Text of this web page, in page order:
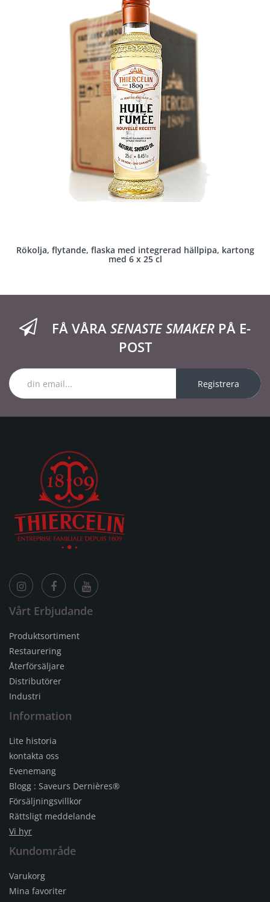
Rökolja, flytande, flaska med integrerad hällpipa, kartong
med 6 x 25 cl
FÅ VÅRA SENASTE SMAKER PÅ E-
POST
Registrera
Vårt Erbjudande
Produktsortiment
Restaurering
Återförsäljare
Distributörer
Industri
Information
Lite historia
kontakta oss
Evenemang
Blogg : Saveurs Dernières®
Försäljningsvillkor
Rättsligt meddelande
Vi hyr
Kundområde
Varukorg
Mina favoriter